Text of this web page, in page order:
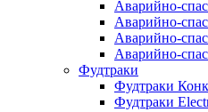
Аварийно-
Аварийно-
Аварийно-
Аварийно-
Фудтраки
Фудтраки
Фудтраки